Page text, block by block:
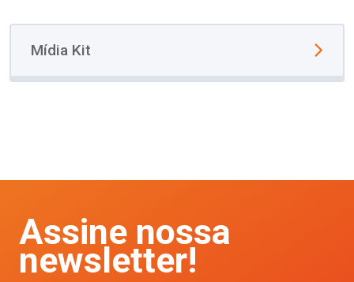
Mídia Kit
Assine nossa
newsletter!